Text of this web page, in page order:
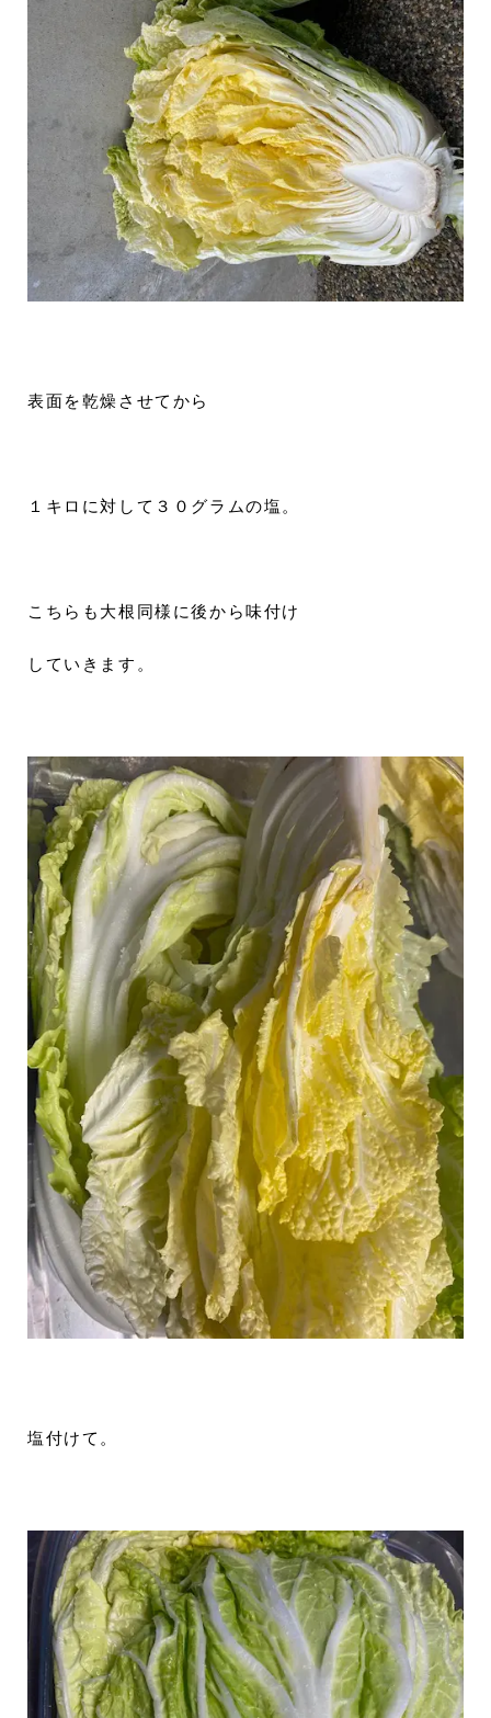
表面を乾燥させてから
１キロに対して３０グラムの塩。
こちらも大根同様に後から味付け
していきます。
塩付けて。